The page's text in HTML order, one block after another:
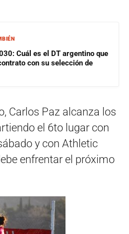
Cuál es el DT argentino que
con su selección de
Carlos Paz alcanza los
el 6to lugar con
y con Athletic
enfrentar el próximo